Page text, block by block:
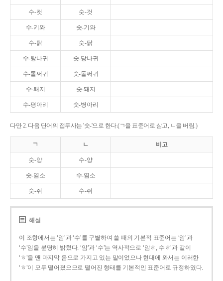
수-컷 숫-것
수-키와 숫-기와
수-탉 숫-닭
수-탕나귀 숫-당나귀
수-톨쩌귀 숫-돌쩌귀
수-퇘지 숫-돼지
수-평아리 숫-병아리
다만 2. 다음 단어의 접두사는 '숫-'으로 한다.(ㄱ을 표준어로 삼고, ㄴ을 버림.)
ㄱ ㄴ 비고
숫-양 수-양
숫-염소 수-염소
숫-쥐 수-쥐
해설
이 조항에서는 ‘암’과 ‘수’를 구별하여 쓸 때의 기본적 표준어는 ‘암’과
‘수’임을 분명히 밝혔다. ‘암’과 ‘수’는 역사적으로 ‘암ㅎ, 수ㅎ’과 같이
‘ㅎ’을 맨 마지막 음으로 가지고 있는 말이었으나 현대에 와서는 이러한
‘ㅎ’이 모두 떨어졌으므로 떨어진 형태를 기본적인 표준어로 규정하였다.